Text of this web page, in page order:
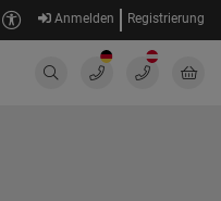
Anmelden Registrierung